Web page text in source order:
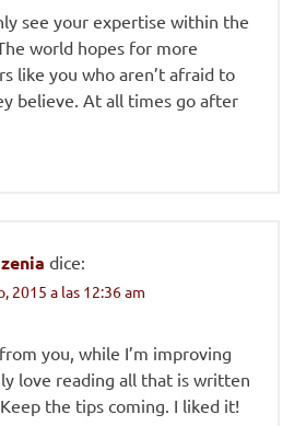
see your expertise within the
world hopes for more
like you who aren’t afraid to
believe. At all times go after
dice:
2015 a las 12:36 am
you, while I’m improving
love reading all that is written
the tips coming. I liked it!